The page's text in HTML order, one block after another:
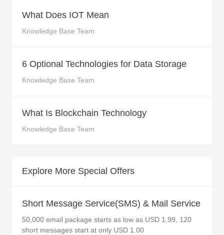
What Does IOT Mean
Knowledge Base Team
6 Optional Technologies for Data Storage
Knowledge Base Team
What Is Blockchain Technology
Knowledge Base Team
Explore More Special Offers
Short Message Service(SMS) & Mail Service
50,000 email package starts as low as USD 1.99, 120
short messages start at only USD 1.00